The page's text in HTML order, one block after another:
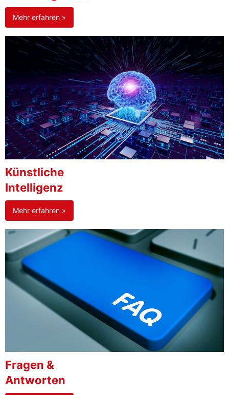
Mehr erfahren »
Künstliche
Intelligenz
Mehr erfahren »
Fragen &
Antworten